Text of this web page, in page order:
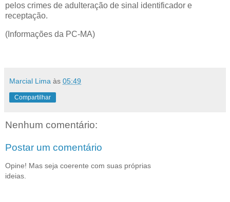
pelos crimes de adulteração de sinal identificador e
receptação.
(Informações da PC-MA)
Marcial Lima às 05:49
Compartilhar
Nenhum comentário:
Postar um comentário
Opine! Mas seja coerente com suas próprias
ideias.